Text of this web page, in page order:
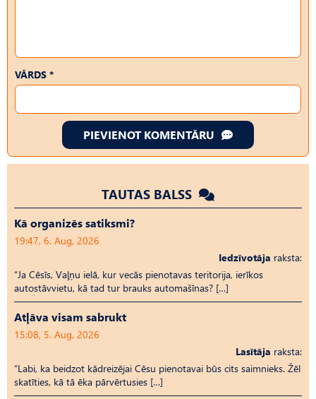
VĀRDS *
PIEVIENOT KOMENTĀRU
TAUTAS BALSS
Kā organizēs satiksmi?
19:47, 6. Aug, 2026
Iedzīvotāja raksta:
“Ja Cēsīs, Vaļņu ielā, kur vecās pienotavas teritorija, ierīkos
autostāvvietu, kā tad tur brauks automašīnas? […]
Atļāva visam sabrukt
15:08, 5. Aug, 2026
Lasītāja raksta:
“Labi, ka beidzot kādreizējai Cēsu pienotavai būs cits saimnieks. Žēl
skatīties, kā tā ēka pārvērtusies […]